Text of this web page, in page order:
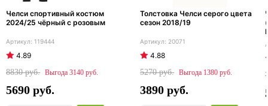
Челси спортивный костюм
2024/25 чёрный с розовым
119444
4.89
8830
3140
5690
Толстовка Челси серого цвета
сезон 2018/19
20071
4.88
5270
1380
3890